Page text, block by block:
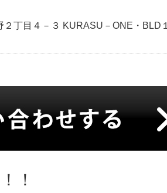
丁目４－３ KURASU－ONE・BLD１
！